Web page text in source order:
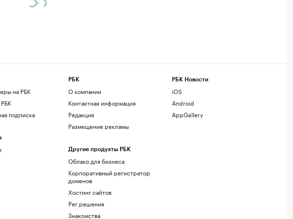
на РБК
подписка
РБК
О компании
Контактная информация
Редакция
Размещение рекламы
Другие продукты РБК
Облако для бизнеса
Корпоративный регистратор
доменов
Хостинг сайтов
Рег.решения
Знакомства
РБК Новости
iOS
Android
AppGallery